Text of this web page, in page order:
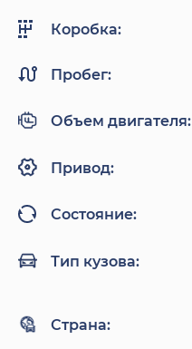
Коробка:
Пробег:
Объем двигателя:
Привод:
Состояние:
Тип кузова:
Страна: